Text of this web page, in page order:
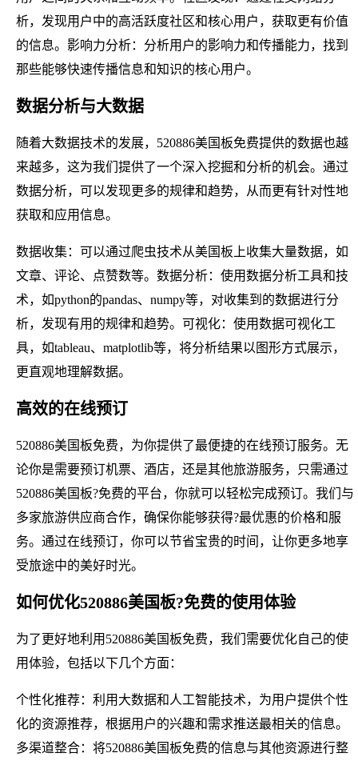
析，发现用户中的高活跃度社区和核心用户，获取更有价值
的信息。影响力分析：分析用户的影响力和传播能力，找到
那些能够快速传播信息和知识的核心用户。
数据分析与大数据
随着大数据技术的发展，520886美国板免费提供的数据也越
来越多，这为我们提供了一个深入挖掘和分析的机会。通过
数据分析，可以发现更多的规律和趋势，从而更有针对性地
获取和应用信息。
数据收集：可以通过爬虫技术从美国板上收集大量数据，如
文章、评论、点赞数等。数据分析：使用数据分析工具和技
术，如python的pandas、numpy等，对收集到的数据进行分
析，发现有用的规律和趋势。可视化：使用数据可视化工
具，如tableau、matplotlib等，将分析结果以图形方式展示，
更直观地理解数据。
高效的在线预订
520886美国板免费，为你提供了最便捷的在线预订服务。无
论你是需要预订机票、酒店，还是其他旅游服务，只需通过
520886美国板?免费的平台，你就可以轻松完成预订。我们与
多家旅游供应商合作，确保你能够获得?最优惠的价格和服
务。通过在线预订，你可以节省宝贵的时间，让你更多地享
受旅途中的美好时光。
如何优化520886美国板?免费的使用体验
为了更好地利用520886美国板免费，我们需要优化自己的使
用体验，包括以下几个方面：
个性化推荐：利用大数据和人工智能技术，为用户提供个性
化的资源推荐，根据用户的兴趣和需求推送最相关的信息。
多渠道整合：将520886美国板免费的信息与其他资源进行整